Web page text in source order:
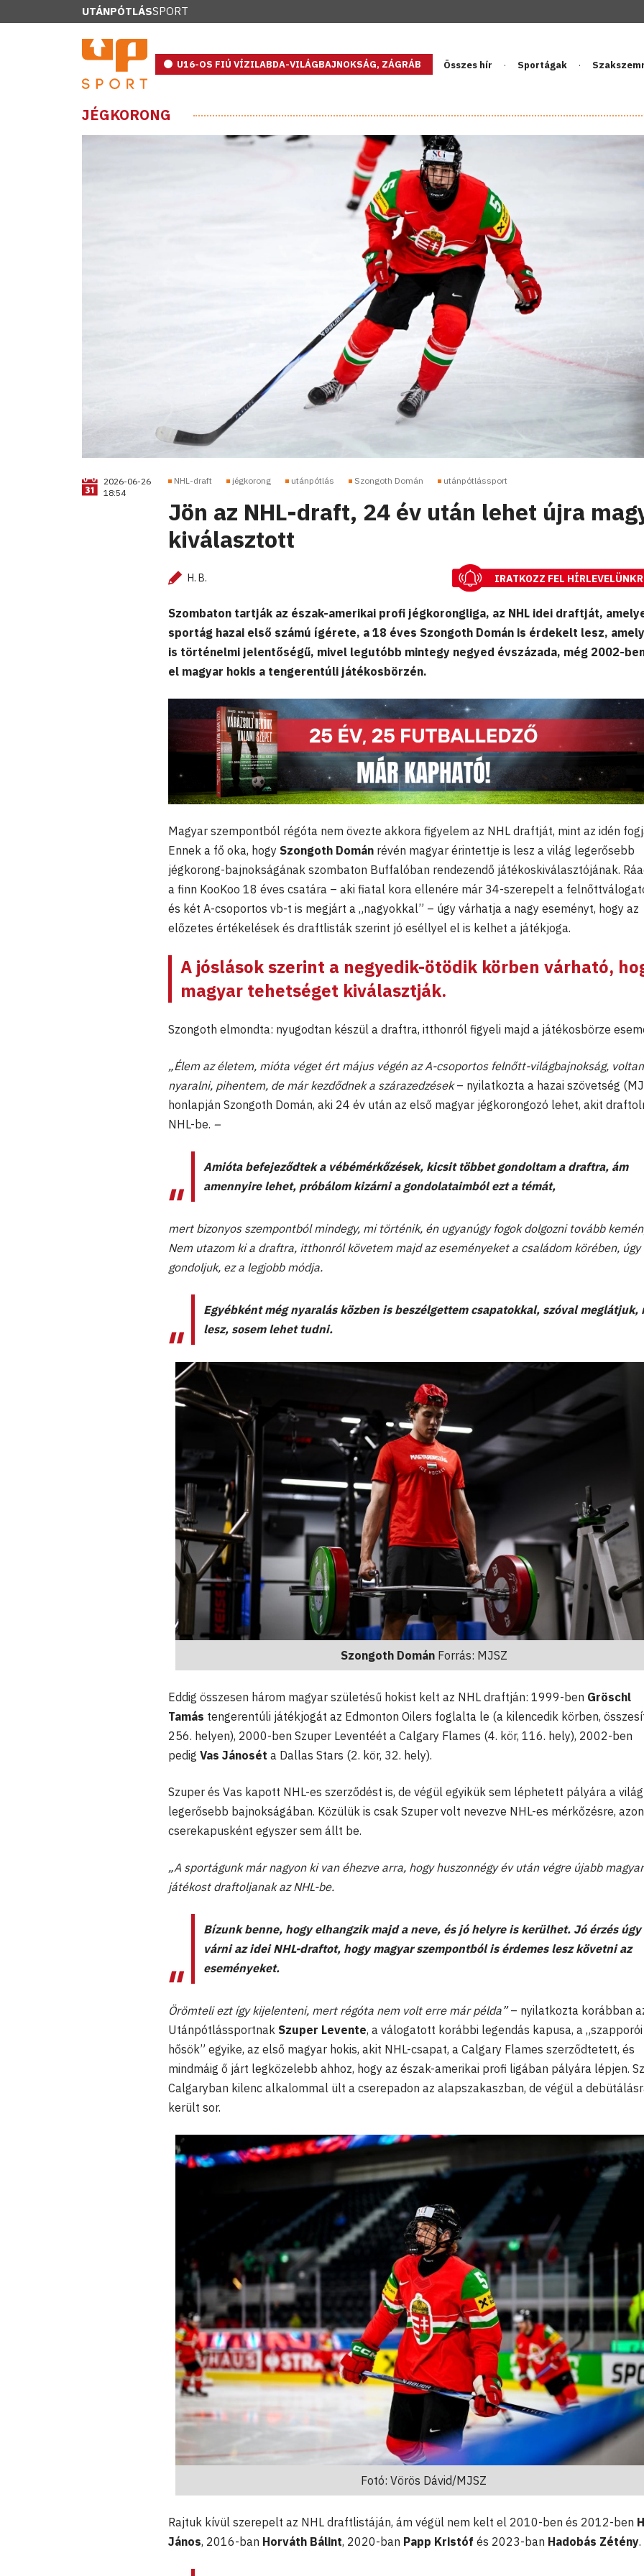
UTÁNPÓTLÁSSPORT
U16-OS FIÚ VÍZILABDA-VILÁGBAJNOKSÁG, ZÁGRÁB Összes hír Sportágak
JÉGKORONG
2026-06-26
18:54
NHL-draft jégkorong utánpótlás Szongoth Domán utánpótlássport
Jön az NHL-draft, 24 év után lehet újra
kiválasztott
H. B. IRATKOZZ FEL
Szombaton tartják az észak-amerikai profi jégkorongliga, az NHL idei draftját,
sportág hazai első számú ígérete, a 18 éves Szongoth Domán is érdekelt lesz,
is történelmi jelentőségű, mivel legutóbb mintegy negyed évszázada, még 2002-
el magyar hokis a tengerentúli játékosbörzén.
Magyar szempontból régóta nem övezte akkora figyelem az NHL draftját, mint az idén
Ennek a fő oka, hogy Szongoth Domán révén magyar érintettje is lesz a világ legerősebb
jégkorong-bajnokságának szombaton Buffalóban rendezendő játékoskiválasztójának.
a finn KooKoo 18 éves csatára – aki fiatal kora ellenére már 34-szerepelt a
és két A-csoportos vb-t is megjárt a „nagyokkal” – úgy várhatja a nagy eseményt, hogy az
előzetes értékelések és draftlisták szerint jó eséllyel el is kelhet a játékjoga.
A jóslások szerint a negyedik-ötödik körben várható,
magyar tehetséget kiválasztják.
Szongoth elmondta: nyugodtan készül a draftra, itthonról figyeli majd a játékosbörze
„Élem az életem, mióta véget ért május végén az A-csoportos felnőtt-világbajnokság,
nyaralni, pihentem, de már kezdődnek a szárazedzések– nyilatkozta a hazai szövetség
honlapján Szongoth Domán, aki 24 év után az első magyar jégkorongozó lehet, akit
NHL-be. –
Amióta befejeződtek a vébémérkőzések, kicsit többet gondoltam a draftra, ám
amennyire lehet, próbálom kizárni a gondolataimból ezt a témát,
mert bizonyos szempontból mindegy, mi történik, én ugyanúgy fogok dolgozni tovább
Nem utazom ki a draftra, itthonról követem majd az eseményeket a családom körében, úgy
gondoljuk, ez a legjobb módja.
Egyébként még nyaralás közben is beszélgettem csapatokkal, szóval meglátjuk,
lesz, sosem lehet tudni.
Szongoth DománForrás: MJSZ
Eddig összesen három magyar születésű hokist kelt az NHL draftján: 1999-ben Gröschl
Tamás tengerentúli játékjogát az Edmonton Oilers foglalta le (a kilencedik körben,
256. helyen), 2000-ben Szuper Leventéét a Calgary Flames (4. kör, 116. hely), 2002-ben
pedig Vas Jánosét a Dallas Stars (2. kör, 32. hely).
Szuper és Vas kapott NHL-es szerződést is, de végül egyikük sem léphetett pályára a világ
legerősebb bajnokságában. Közülük is csak Szuper volt nevezve NHL-es mérkőzésre,
cserekapusként egyszer sem állt be.
„A sportágunk már nagyon ki van éhezve arra, hogy huszonnégy év után végre újabb magyar
játékost draftoljanak az NHL-be.
Bízunk benne, hogy elhangzik majd a neve, és jó helyre is kerülhet. Jó érzés úgy
várni az idei NHL-draftot, hogy magyar szempontból is érdemes lesz követni az
eseményeket.
Örömteli ezt így kijelenteni, mert régóta nem volt erre már példa”– nyilatkozta korábban
Utánpótlássportnak Szuper Levente, a válogatott korábbi legendás kapusa, a „szapporói
hősök” egyike, az első magyar hokis, akit NHL-csapat, a Calgary Flames szerződtetett, és
mindmáig ő járt legközelebb ahhoz, hogy az észak-amerikai profi ligában pályára lépjen.
Calgaryban kilenc alkalommal ült a cserepadon az alapszakaszban, de végül a
került sor.
Fotó: Vörös Dávid/MJSZ
Rajtuk kívül szerepelt az NHL draftlistáján, ám végül nem kelt el 2010-ben és 2012-ben
János, 2016-ban Horváth Bálint, 2020-ban Papp Kristóf és 2023-ban Hadobás Zétény.